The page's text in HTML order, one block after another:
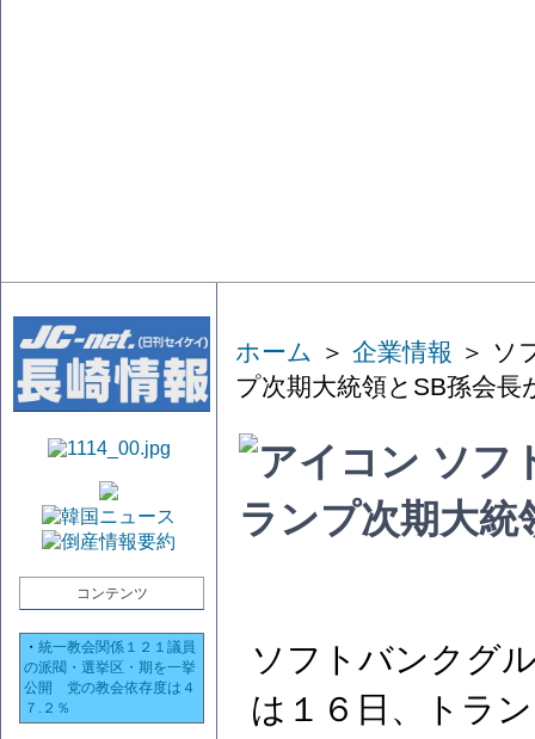
コンテンツ
・ 統一教会関係１２１議員
の派閥・選挙区・期を一挙
公開 党の教会依存度は４
７.２％
ホーム ＞ 企業情報 ＞ ソ
プ次期大統領とSB孫会長
ソフ
ランプ次期大統
ソフトバンクグ
は１６日、トラ